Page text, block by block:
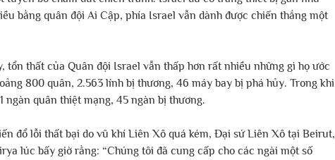
bằng quân đội Ai Cập, phía Israel vẫn dành được chiến thắng một
tổn thất của Quân đội Israel vẫn thấp hơn rất nhiều những gì họ ước
800 quân, 2.563 lính bị thương, 46 máy bay bị phá hủy. Trong khi
ngàn quân thiệt mạng, 45 ngàn bị thương.
đổ lỗi thất bại do vũ khí Liên Xô quá kém, Đại sứ Liên Xô tại Beirut,
lúc bấy giờ rằng: “Chúng tôi đã cung cấp cho các ngài một số